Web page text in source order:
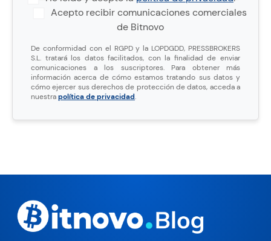
Acepto recibir comunicaciones comerciales
de Bitnovo
De conformidad con el RGPD y la LOPDGDD, PRESSBROKERS
S.L. tratará los datos facilitados, con la finalidad de enviar
comunicaciones a los suscriptores. Para obtener más
información acerca de cómo estamos tratando sus datos y
cómo ejercer sus derechos de protección de datos, acceda a
nuestrapolítica de privacidad.